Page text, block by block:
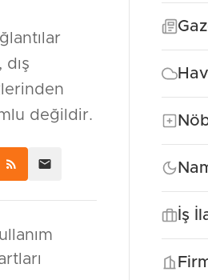
dış
değildir.
İş